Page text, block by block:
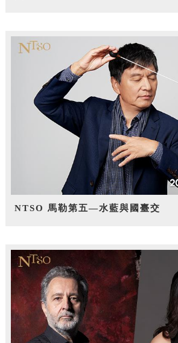
NTSO 馬勒第五—水藍與國臺交